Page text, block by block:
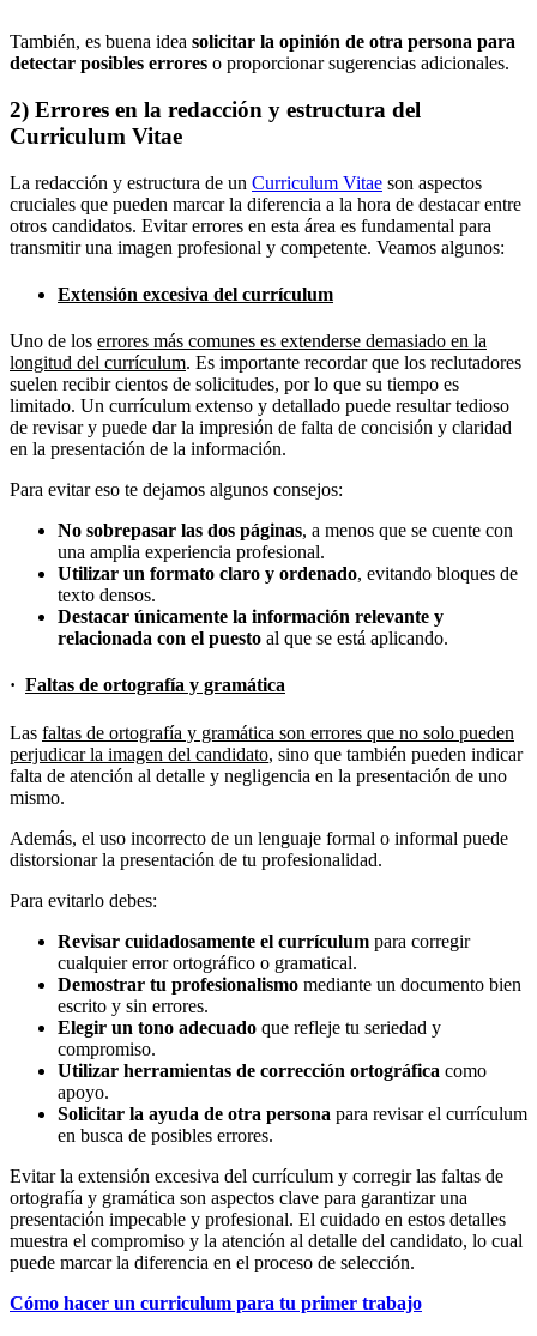
También, es buena idea solicitar la opinión de otra persona para
detectar posibles errores o proporcionar sugerencias adicionales.
2) Errores en la redacción y estructura del
Curriculum Vitae
La redacción y estructura de un Curriculum Vitae son aspectos
cruciales que pueden marcar la diferencia a la hora de destacar entre
otros candidatos. Evitar errores en esta área es fundamental para
transmitir una imagen profesional y competente. Veamos algunos:
Extensión excesiva del currículum
Uno de los errores más comunes es extenderse demasiado en la
longitud del currículum. Es importante recordar que los reclutadores
suelen recibir cientos de solicitudes, por lo que su tiempo es
limitado. Un currículum extenso y detallado puede resultar tedioso
de revisar y puede dar la impresión de falta de concisión y claridad
en la presentación de la información.
Para evitar eso te dejamos algunos consejos:
No sobrepasar las dos páginas, a menos que se cuente con
una amplia experiencia profesional.
Utilizar un formato claro y ordenado, evitando bloques de
texto densos.
Destacar únicamente la información relevante y
relacionada con el puesto al que se está aplicando.
· Faltas de ortografía y gramática
Las faltas de ortografía y gramática son errores que no solo pueden
perjudicar la imagen del candidato, sino que también pueden indicar
falta de atención al detalle y negligencia en la presentación de uno
mismo.
Además, el uso incorrecto de un lenguaje formal o informal puede
distorsionar la presentación de tu profesionalidad.
Para evitarlo debes:
Revisar cuidadosamente el currículum para corregir
cualquier error ortográfico o gramatical.
Demostrar tu profesionalismo mediante un documento bien
escrito y sin errores.
Elegir un tono adecuado que refleje tu seriedad y
compromiso.
Utilizar herramientas de corrección ortográfica como
apoyo.
Solicitar la ayuda de otra persona para revisar el currículum
en busca de posibles errores.
Evitar la extensión excesiva del currículum y corregir las faltas de
ortografía y gramática son aspectos clave para garantizar una
presentación impecable y profesional. El cuidado en estos detalles
muestra el compromiso y la atención al detalle del candidato, lo cual
puede marcar la diferencia en el proceso de selección.
Cómo hacer un curriculum para tu primer trabajo